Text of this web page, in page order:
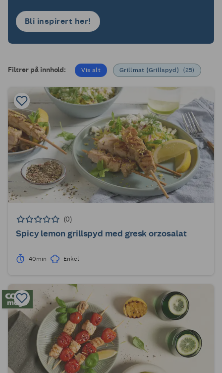
Bli inspirert her!
Filtrer på innhold: Vis alt Grillmat (Grillspyd) (25)
(0)
Spicy lemon grillspyd med gresk orzosalat
40min Enkel